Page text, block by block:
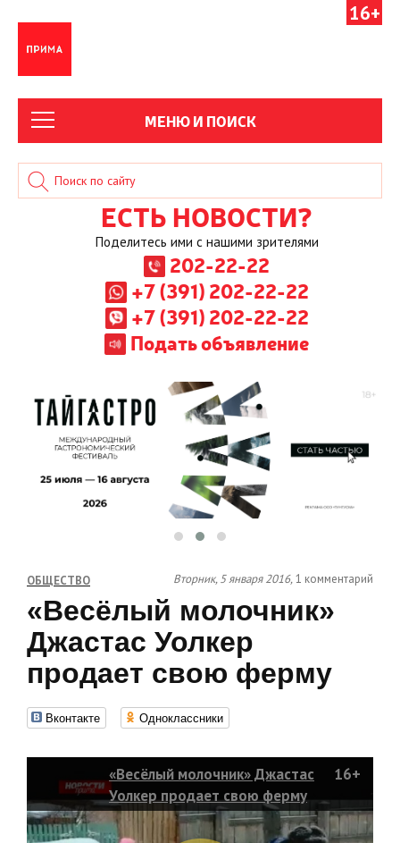
16+
МЕНЮ И ПОИСК
ЕСТЬ НОВОСТИ?
Поделитесь ими с нашими зрителями
202-22-22
+7 (391) 202-22-22
+7 (391) 202-22-22
Подать объявление
ОБЩЕСТВО Вторник, 5 января 2016,1 комментарий
«Весёлый молочник»
Джастас Уолкер
продает свою ферму
Вконтакте Одноклассники
«Весёлый молочник» Джастас
Уолкер продает свою ферму
16+